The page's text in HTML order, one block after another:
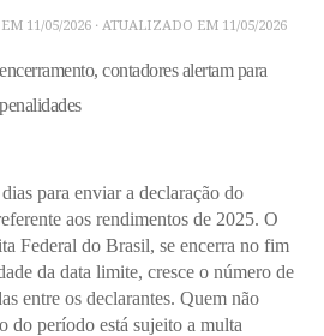
11/05/2026 · ATUALIZADO EM 11/05/2026
contadores alertam para
para enviar a declaração do
aos rendimentos de 2025. O
Federal do Brasil, se encerra no fim
da data limite, cresce o número de
entre os declarantes. Quem não
do período está sujeito a multa